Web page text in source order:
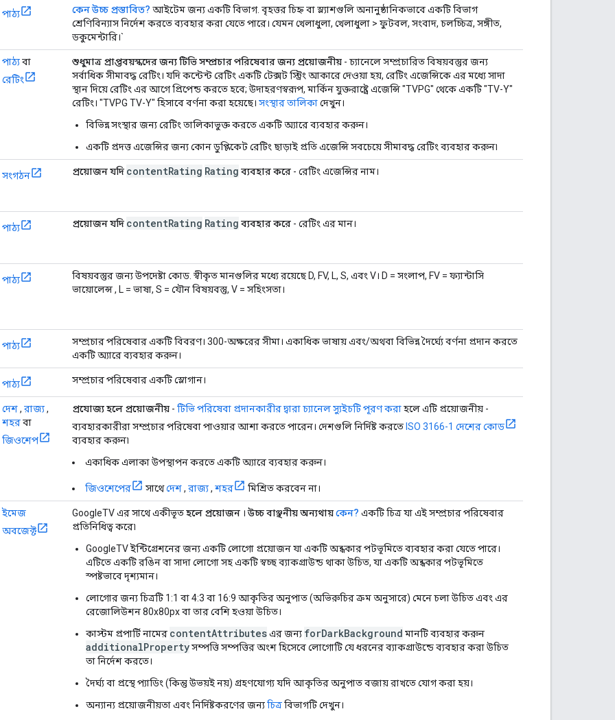
পাঠ্য কেন উচ্চ প্রস্তাবিত? আইটেম জন্য একটি বিভাগ. বৃহত্তর চিহ্ন বা স্ল্যাশগুলি অনানুষ্ঠানিকভাবে একটি বিভাগ
শ্রেণিবিন্যাস নির্দেশ করতে ব্যবহার করা যেতে পারে। যেমন খেলাধুলা, খেলাধুলা > ফুটবল, সংবাদ, চলচ্চিত্র, সঙ্গীত,
ডকুমেন্টারি।`
পাঠ্যবা
রেটিং
শুধুমাত্র প্রাপ্তবয়স্কদের জন্য টিভি সম্প্রচার পরিষেবার জন্য প্রয়োজনীয় - চ্যানেলে সম্প্রচারিত বিষয়বস্তুর জন্য
সর্বাধিক সীমাবদ্ধ রেটিং। যদি কন্টেন্ট রেটিং একটি টেক্সট স্ট্রিং আকারে দেওয়া হয়, রেটিং এজেন্সিকে এর মধ্যে সাদা
স্থান দিয়ে রেটিং এর আগে প্রিপেন্ড করতে হবে; উদাহরণস্বরূপ, মার্কিন যুক্তরাষ্ট্রে এজেন্সি "TVPG" থেকে একটি "TV-Y"
রেটিং। "TVPG TV-Y" হিসাবে বর্ণনা করা হয়েছে। সংস্থার তালিকাদেখুন।
বিভিন্ন সংস্থার জন্য রেটিং তালিকাভুক্ত করতে একটি অ্যারে ব্যবহার করুন।
একটি প্রদত্ত এজেন্সির জন্য কোন ডুপ্লিকেট রেটিং ছাড়াই প্রতি এজেন্সি সবচেয়ে সীমাবদ্ধ রেটিং ব্যবহার করুন৷
সংগঠন প্রয়োজন যদি contentRating Rating ব্যবহার করে - রেটিং এজেন্সির নাম।
পাঠ্য প্রয়োজন যদি contentRating Rating ব্যবহার করে - রেটিং এর মান।
পাঠ্য
বিষয়বস্তুর জন্য উপদেষ্টা কোড. স্বীকৃত মানগুলির মধ্যে রয়েছে D, FV, L, S, এবং V। D = সংলাপ, FV = ফ্যান্টাসি
ভায়োলেন্স , L = ভাষা, S = যৌন বিষয়বস্তু, V = সহিংসতা।
পাঠ্য
সম্প্রচার পরিষেবার একটি বিবরণ। 300-অক্ষরের সীমা। একাধিক ভাষায় এবং/অথবা বিভিন্ন দৈর্ঘ্যে বর্ণনা প্রদান করতে
একটি অ্যারে ব্যবহার করুন।
পাঠ্য সম্প্রচার পরিষেবার একটি স্লোগান।
দেশ, রাজ্য,
শহরবা
জিওশেপ
প্রযোজ্য হলে প্রয়োজনীয় - টিভি পরিষেবা প্রদানকারীর দ্বারা চ্যানেল স্যুইচটি পূরণ করাহলে এটি প্রয়োজনীয় -
ব্যবহারকারীরা সম্প্রচার পরিষেবা পাওয়ার আশা করতে পারেন। দেশগুলি নির্দিষ্ট করতে ISO 3166-1 দেশের কোড
ব্যবহার করুন৷
একাধিক এলাকা উপস্থাপন করতে একটি অ্যারে ব্যবহার করুন।
জিওশেপের সাথেদেশ, রাজ্য, শহর মিশ্রিত করবেন না।
ইমেজ
অবজেক্ট
GoogleTV এর সাথে একীভূতহলে প্রয়োজন ।উচ্চ বাঞ্ছনীয় অন্যথায়কেন? একটি চিত্র যা এই সম্প্রচার পরিষেবার
প্রতিনিধিত্ব করে৷
GoogleTV ইন্টিগ্রেশনের জন্য একটি লোগো প্রয়োজন যা একটি অন্ধকার পটভূমিতে ব্যবহার করা যেতে পারে।
এটিতে একটি রঙিন বা সাদা লোগো সহ একটি স্বচ্ছ ব্যাকগ্রাউন্ড থাকা উচিত, যা একটি অন্ধকার পটভূমিতে
স্পষ্টভাবে দৃশ্যমান।
লোগোর জন্য চিত্রটি 1:1 বা 4:3 বা 16:9 আকৃতির অনুপাত (অভিরুচির ক্রম অনুসারে) মেনে চলা উচিত এবং এর
রেজোলিউশন 80x80px বা তার বেশি হওয়া উচিত।
কাস্টম প্রপার্টি নামের contentAttributesএর জন্য forDarkBackground মানটি ব্যবহার করুন
additionalPropertyসম্পত্তি সম্পত্তির অংশ হিসেবে লোগোটি যে ধরনের ব্যাকগ্রাউন্ডে ব্যবহার করা উচিত
তা নির্দেশ করতে।
দৈর্ঘ্য বা প্রস্থে প্যাডিং (কিন্তু উভয়ই নয়) গ্রহণযোগ্য যদি আকৃতির অনুপাত বজায় রাখতে যোগ করা হয়।
অন্যান্য প্রয়োজনীয়তা এবং নির্দিষ্টকরণের জন্যচিত্রবিভাগটি দেখুন।